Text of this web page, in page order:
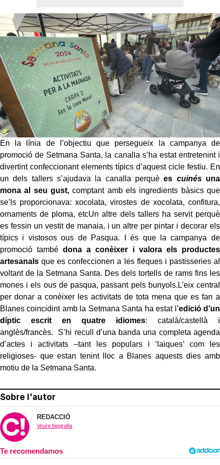
En la línia de l’objectiu que persegueix la campanya de
promoció de Setmana Santa, la canalla s’ha estat entretenint i
divertint confeccionant elements típics d’aquest cicle festiu. En
un dels tallers s’ajudava la canalla perquèes cuinés una
mona al seu gust,comptant amb els ingredients bàsics que
se’ls proporcionava: xocolata, virostes de xocolata, confitura,
ornaments de ploma, etcUn altre dels tallers ha servit perquè
es fessin un vestit de manaia, i un altre per pintar i decorar els
típics i vistosos ous de Pasqua. I és que la campanya de
promoció també dona a conèixer i valora els productes
artesanals que es confeccionen a les fleques i pastisseries al
voltant de la Setmana Santa. Des dels tortells de rams fins les
mones i els ous de pasqua, passant pels bunyols.L’eix central
per donar a conèixer les activitats de tota mena que es fan a
Blanes coincidint amb la Setmana Santa ha estat l’edició d’un
díptic escrit en quatre idiomes: català/castellà i
anglès/francès. S’hi recull d’una banda una completa agenda
d’actes i activitats –tant les populars i ‘laiques’ com les
religioses- que estan tenint lloc a Blanes aquests dies amb
motiu de la Setmana Santa.
Sobre l'autor
REDACCIÓ
Veure biografia